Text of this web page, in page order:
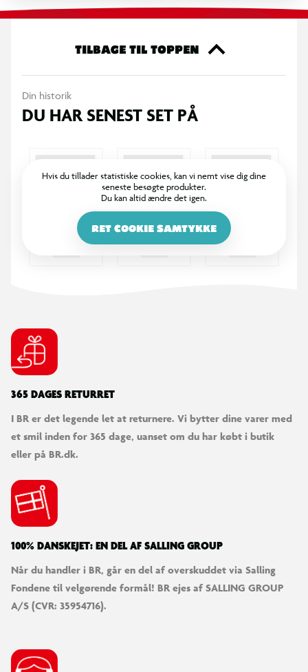
plastkonstruktion af høj kvalitet. En del af BRIO World
biler. incl. gods med magnet. Fra 3 år.
TILBAGE TIL TOPPEN
Din historik
DU HAR SENEST SET PÅ
Hvis du tillader statistiske cookies, kan vi nemt vise dig dine
seneste besøgte produkter.
Du kan altid ændre det igen.
RET COOKIE SAMTYKKE
365 DAGES RETURRET
I BR er det legende let at returnere. Vi bytter dine varer med
et smil inden for 365 dage, uanset om du har købt i butik
eller på BR.dk.
100% DANSKEJET: EN DEL AF SALLING GROUP
Når du handler i BR, går en del af overskuddet via Salling
Fondene til velgørende formål! BR ejes af SALLING GROUP
A/S (CVR: 35954716).